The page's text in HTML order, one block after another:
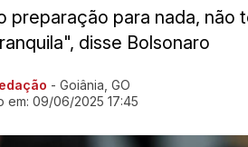
preparação para nada, não
disse Bolsonaro
- Goiânia, GO
em: 09/06/2025 17:45